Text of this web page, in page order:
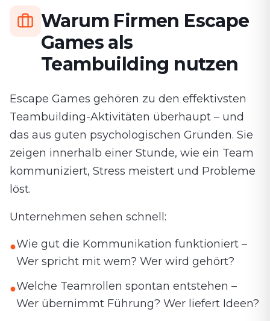
Warum Firmen Escape
Games als
Teambuilding nutzen
Escape Games gehören zu den effektivsten
Teambuilding-Aktivitäten überhaupt – und
das aus guten psychologischen Gründen. Sie
zeigen innerhalb einer Stunde, wie ein Team
kommuniziert, Stress meistert und Probleme
löst.
Unternehmen sehen schnell:
●Wie gut die Kommunikation funktioniert –
Wer spricht mit wem? Wer wird gehört?
●Welche Teamrollen spontan entstehen –
Wer übernimmt Führung? Wer liefert Ideen?